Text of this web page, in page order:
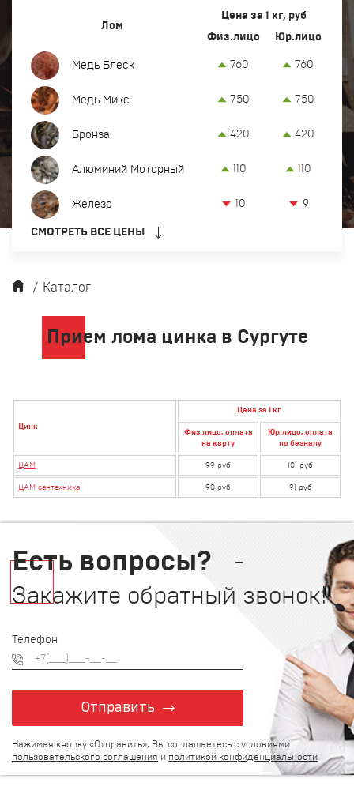
Закупка оргтехники и оборудования
Контакты
Прием лома цветных и черных металлов в Сургуте
Лом
Цена за 1 кг, руб
Физ.лицо
Юр.лицо
Медь Блеск 760 760
Медь Микс 750 750
Бронза 420 420
Алюминий Моторный 110 110
Железо 10 9
СМОТРЕТЬ ВСЕ ЦЕНЫ
/ Каталог
Прием лома цинка в Сургуте
Цинк
Цена за 1 кг
Физ.лицо, оплата
на карту
Юр.лицо, оплата
по безналу
ЦАМ 99 руб 101 руб
ЦАМ сантехника 90 руб 91 руб
Есть вопросы?
-
Закажите обратный звонок!
Телефон
Отправить
Нажимая кнопку «Отправить», Вы соглашаетесь с условиями
пользовательского соглашения и политикой конфиденциальности